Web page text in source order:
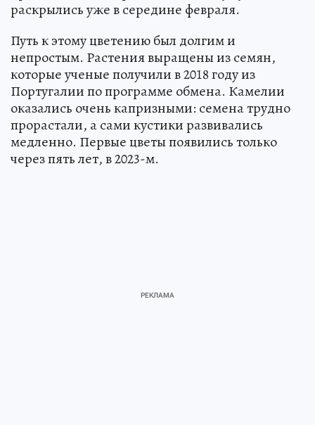
раскрылись уже в середине февраля.
Путь к этому цветению был долгим и
непростым. Растения выращены из семян,
которые ученые получили в 2018 году из
Португалии по программе обмена. Камелии
оказались очень капризными: семена трудно
прорастали, а сами кустики развивались
медленно. Первые цветы появились только
через пять лет, в 2023-м.